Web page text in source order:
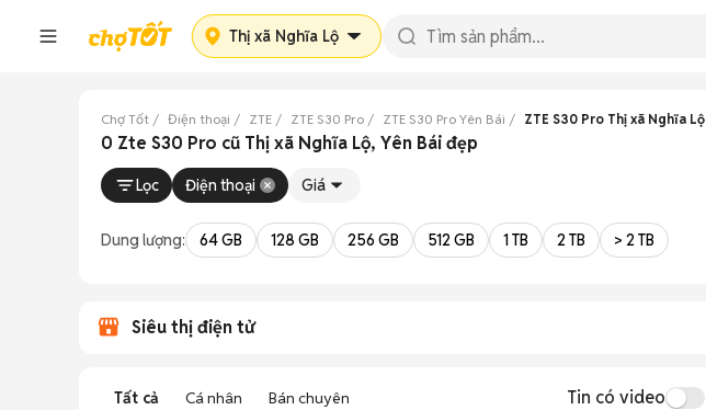
Thị xã Nghĩa Lộ
Chợ Tốt Điện thoại ZTE ZTE S30 Pro ZTE S30 Pro Yên Bái ZTE S30 Pro Thị xã Nghĩa Lộ
0 Zte S30 Pro cũ Thị xã Nghĩa Lộ, Yên Bái đẹp
Lọc Điện thoại Giá
Dung lượng: 64 GB 128 GB 256 GB 512 GB 1 TB 2 TB > 2 TB
Siêu thị điện tử
Tất cả Cá nhân Bán chuyên Tin có video